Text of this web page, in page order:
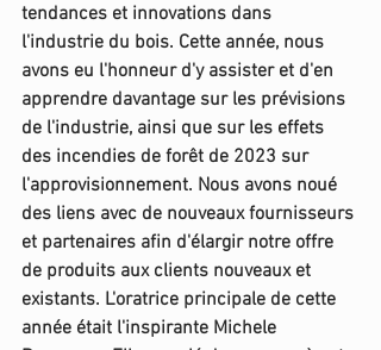
tendances et innovations dans
l'industrie du bois. Cette année, nous
avons eu l'honneur d'y assister et d'en
apprendre davantage sur les prévisions
de l'industrie, ainsi que sur les effets
des incendies de forêt de 2023 sur
l'approvisionnement. Nous avons noué
des liens avec de nouveaux fournisseurs
et partenaires afin d'élargir notre offre
de produits aux clients nouveaux et
existants. L'oratrice principale de cette
année était l'inspirante Michele